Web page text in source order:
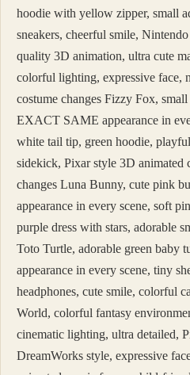
hoodie with yellow zipper, small
sneakers, cheerful smile,
quality 3D animation, ultra cute
colorful lighting, expressive face,
costume changes Fizzy Fox,
EXACT SAME appearance in
white tail tip, green hoodie,
sidekick, Pixar style 3D animated
changes Luna Bunny, cute pink
appearance in every scene, soft
purple dress with stars, adorable
Toto Turtle, adorable green
appearance in every scene, tiny
headphones, cute smile, colorful
World, colorful fantasy
cinematic lighting, ultra detailed,
DreamWorks style, expressive